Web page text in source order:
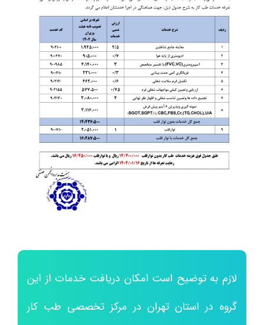
لازم به توضیح است امکان دریافت خدمات از این
گروه در استان تهران در مرکز تخصصی طب کار